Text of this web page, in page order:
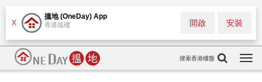
X
搵地 (OneDay) App
香港搵樓 安裝
開啟
搜索香港樓盤